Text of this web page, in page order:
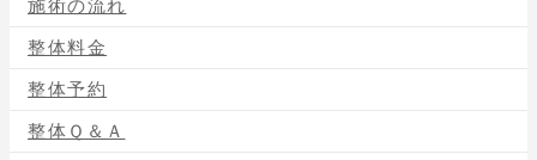
施術の流れ
整体料金
整体予約
整体Ｑ＆Ａ